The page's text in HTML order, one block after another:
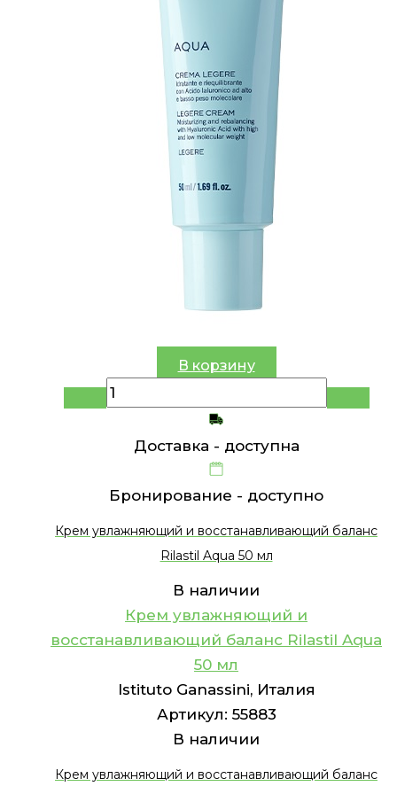
В корзину
Доставка - доступна
Бронирование - доступно
Крем увлажняющий и восстанавливающий баланс
Rilastil Aqua 50 мл
В наличии
Крем увлажняющий и
восстанавливающий баланс Rilastil Aqua
50 мл
Istituto Ganassini, Италия
Артикул: 55883
В наличии
Крем увлажняющий и восстанавливающий баланс